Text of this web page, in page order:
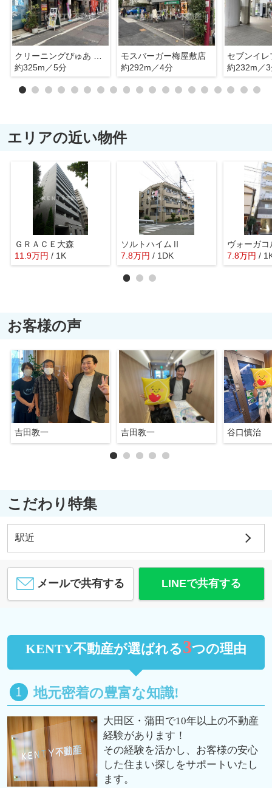
約325m／5分
モスバーガー梅屋敷店
約292m／4分
約232m／
エリアの近い物件
ＧＲＡＣＥ大森
11.9万円 / 1K
ソルトハイムⅡ
7.8万円 / 1DK
ヴォーガ
7.8万円 /
お客様の声
吉田教一 吉田教一 谷口慎治
こだわり特集
駅近
メールで共有する LINEで共有する
KENTY不動産が選ばれる3つの理由
地元密着の豊富な知識!
大田区・蒲田で10年以上の不動産
経験があります！
その経験を活かし、お客様の安心
した住まい探しをサポートいたし
ます。